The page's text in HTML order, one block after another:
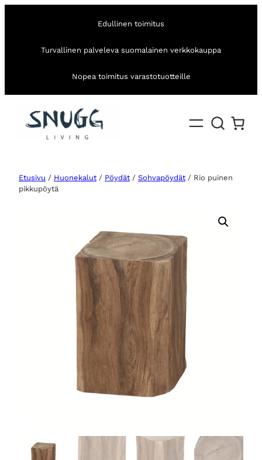
Edullinen toimitus
Turvallinen palveleva suomalainen verkkokauppa
Nopea toimitus varastotuotteille
Etusivu / Huonekalut / Pöydät / Sohvapöydät / Rio puinen
pikkupöytä